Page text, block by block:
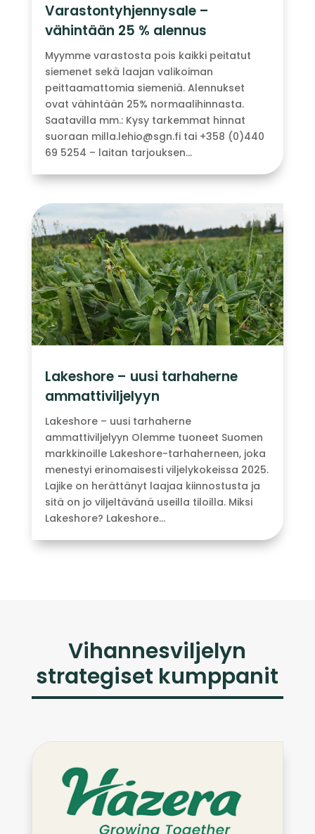
Varastontyhjennysale –
vähintään 25 % alennus
Myymme varastosta pois kaikki peitatut
siemenet sekä laajan valikoiman
peittaamattomia siemeniä. Alennukset
ovat vähintään 25% normaalihinnasta.
Saatavilla mm.: Kysy tarkemmat hinnat
suoraan milla.lehio@sgn.fi tai +358 (0)440
69 5254 – laitan tarjouksen...
Lakeshore – uusi tarhaherne
ammattiviljelyyn
Lakeshore – uusi tarhaherne
ammattiviljelyyn Olemme tuoneet Suomen
markkinoille Lakeshore-tarhaherneen, joka
menestyi erinomaisesti viljelykokeissa 2025.
Lajike on herättänyt laajaa kiinnostusta ja
sitä on jo viljeltävänä useilla tiloilla. Miksi
Lakeshore? Lakeshore...
Vihannesviljelyn
strategiset kumppanit